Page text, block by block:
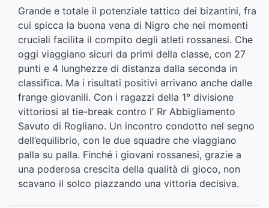
Grande e totale il potenziale tattico dei bizantini, fra
cui spicca la buona vena di Nigro che nei momenti
cruciali facilita il compito degli atleti rossanesi. Che
oggi viaggiano sicuri da primi della classe, con 27
punti e 4 lunghezze di distanza dalla seconda in
classifica. Ma i risultati positivi arrivano anche dalle
frange giovanili. Con i ragazzi della 1° divisione
vittoriosi al tie-break contro l’ Rr Abbigliamento
Savuto di Rogliano. Un incontro condotto nel segno
dell’equilibrio, con le due squadre che viaggiano
palla su palla. Finché i giovani rossanesi, grazie a
una poderosa crescita della qualità di gioco, non
scavano il solco piazzando una vittoria decisiva.